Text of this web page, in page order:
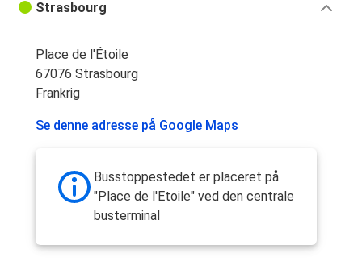
Strasbourg
Place de l'Étoile
67076 Strasbourg
Frankrig
Se denne adresse på Google Maps
Busstoppestedet er placeret på
"Place de l'Etoile" ved den centrale
busterminal